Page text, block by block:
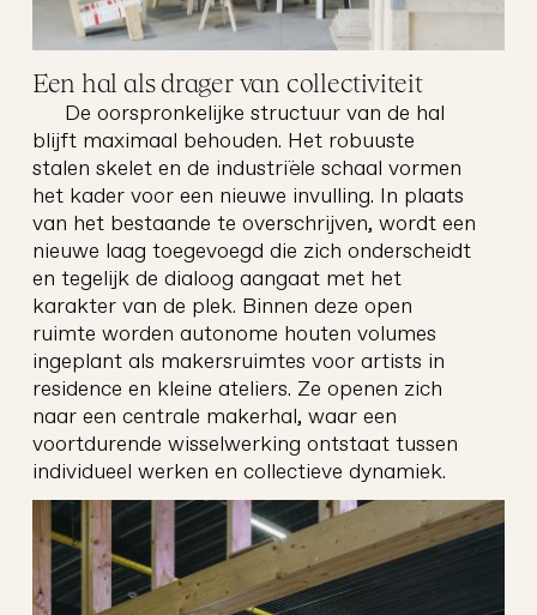
Een hal als drager van collectiviteit
De oorspronkelijke structuur van de hal
blijft maximaal behouden. Het robuuste
stalen skelet en de industriële schaal vormen
het kader voor een nieuwe invulling. In plaats
van het bestaande te overschrijven, wordt een
nieuwe laag toegevoegd die zich onderscheidt
en tegelijk de dialoog aangaat met het
karakter van de plek. Binnen deze open
ruimte worden autonome houten volumes
ingeplant als makersruimtes voor artists in
residence en kleine ateliers. Ze openen zich
naar een centrale makerhal, waar een
voortdurende wisselwerking ontstaat tussen
individueel werken en collectieve dynamiek.
drie 2.0 architectuur
weg architectuur